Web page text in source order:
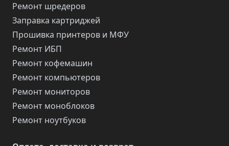
Ремонт шредеров
Заправка картриджей
Прошивка принтеров и МФУ
Ремонт ИБП
Ремонт кофемашин
Ремонт компьютеров
Ремонт мониторов
Ремонт моноблоков
Ремонт ноутбуков